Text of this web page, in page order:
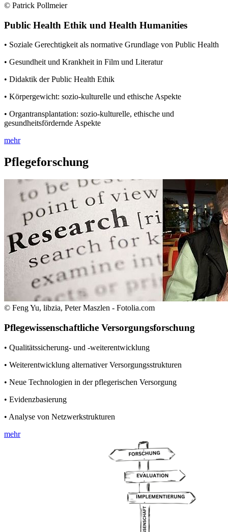
© Patrick Pollmeier
Public Health Ethik und Health Humanities
• Soziale Gerechtigkeit als normative Grundlage von Public Health
• Gesundheit und Krankheit in Film und Literatur
• Didaktik der Public Health Ethik
• Körpergewicht: sozio-kulturelle und ethische Aspekte
• Organtransplantation: sozio-kulturelle, ethische und
gesundheitsfördernde Aspekte
mehr
Pflegeforschung
© Feng Yu, libzia, Peter Maszlen - Fotolia.com
Pflegewissenschaftliche Versorgungsforschung
• Qualitätssicherung- und -weiterentwicklung
• Weiterentwicklung alternativer Versorgungsstrukturen
• Neue Technologien in der pflegerischen Versorgung
• Evidenzbasierung
• Analyse von Netzwerkstrukturen
mehr